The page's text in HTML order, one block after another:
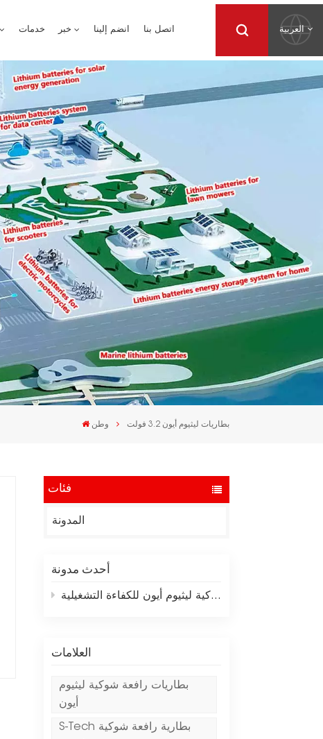
خدمات خبر انضم إلينا اتصل بنا العربية
وطن بطاريات ليثيوم أيون 3.2 فولت
فئات
المدونة
أحدث مدونة
تكنولوجيا بطارية رافعة شوكية ليثيوم أيون للكفاءة التشغيلية
العلامات
بطاريات رافعة شوكية ليثيوم
أيون
S-Tech بطارية رافعة شوكية